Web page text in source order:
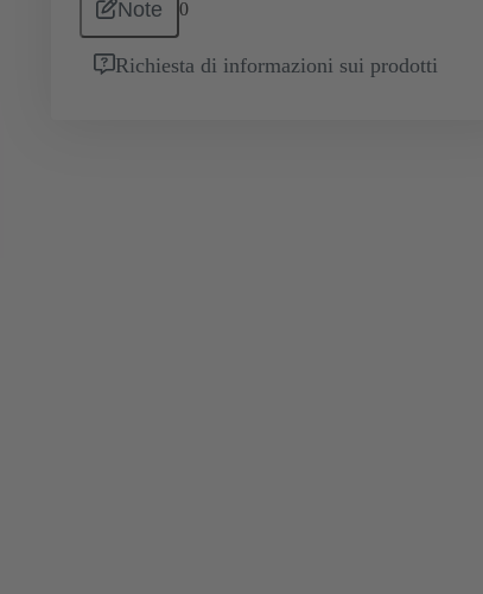
Note 0
Richiesta di informazioni sui prodotti